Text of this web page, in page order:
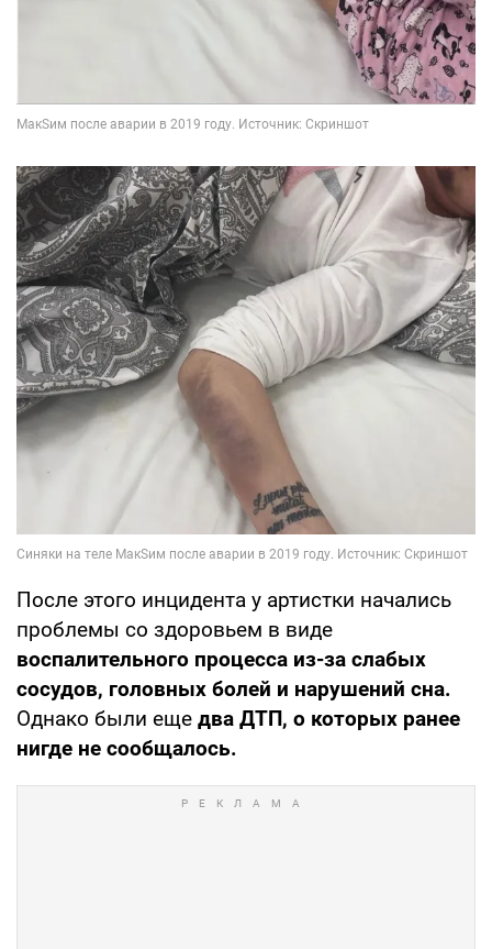
После этого инцидента у артистки начались
проблемы со здоровьем в виде
воспалительного процесса из-за слабых
сосудов, головных болей и нарушений сна.
Однако были еще два ДТП, о которых ранее
нигде не сообщалось.